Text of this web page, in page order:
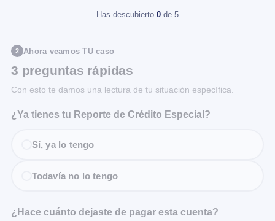
Has descubierto 0 de 5
2 Ahora veamos TU caso
3 preguntas rápidas
Con esto te damos una lectura de tu situación específica.
¿Ya tienes tu Reporte de Crédito Especial?
Sí, ya lo tengo
Todavía no lo tengo
¿Hace cuánto dejaste de pagar esta cuenta?